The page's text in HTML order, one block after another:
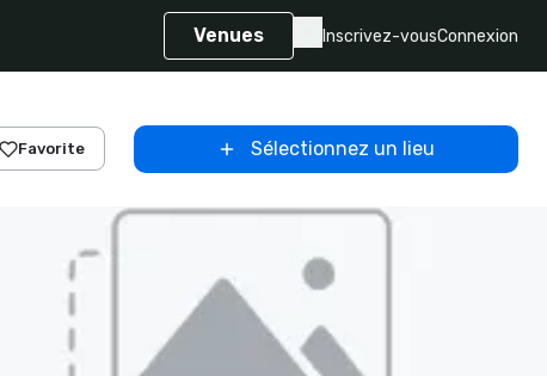
Venues Inscrivez-vousConnexion
Favorite Sélectionnez un lieu